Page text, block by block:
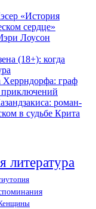
«История
сердце»
Лоусон
(18+): когда
Херрндорфа: граф
роман-
в судьбе Крита
литература